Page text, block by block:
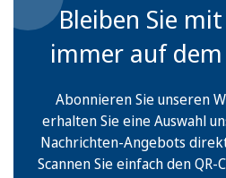
Bleiben Sie
immer auf
Abonnieren Sie unseren
erhalten Sie eine Auswahl
Nachrichten-Angebots
Scannen Sie einfach den